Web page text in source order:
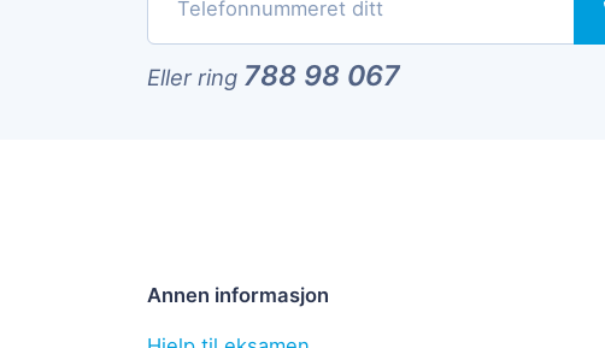
Eller ring 788 98 067
Annen informasjon